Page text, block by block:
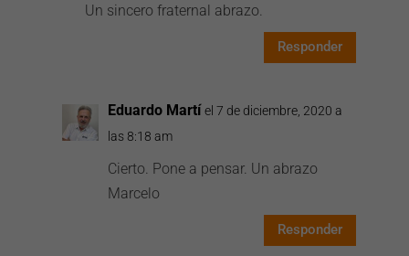
Un sincero fraternal abrazo.
Responder
Eduardo Martí el 7 de diciembre, 2020 a
las 8:18 am
Cierto. Pone a pensar. Un abrazo
Marcelo
Responder